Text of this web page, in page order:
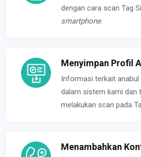
dengan cara scan Tag
smartphone.
Menyimpan Profil
Informasi terkait anabul
dalam sistem kami dan
melakukan scan pada
Menambahkan